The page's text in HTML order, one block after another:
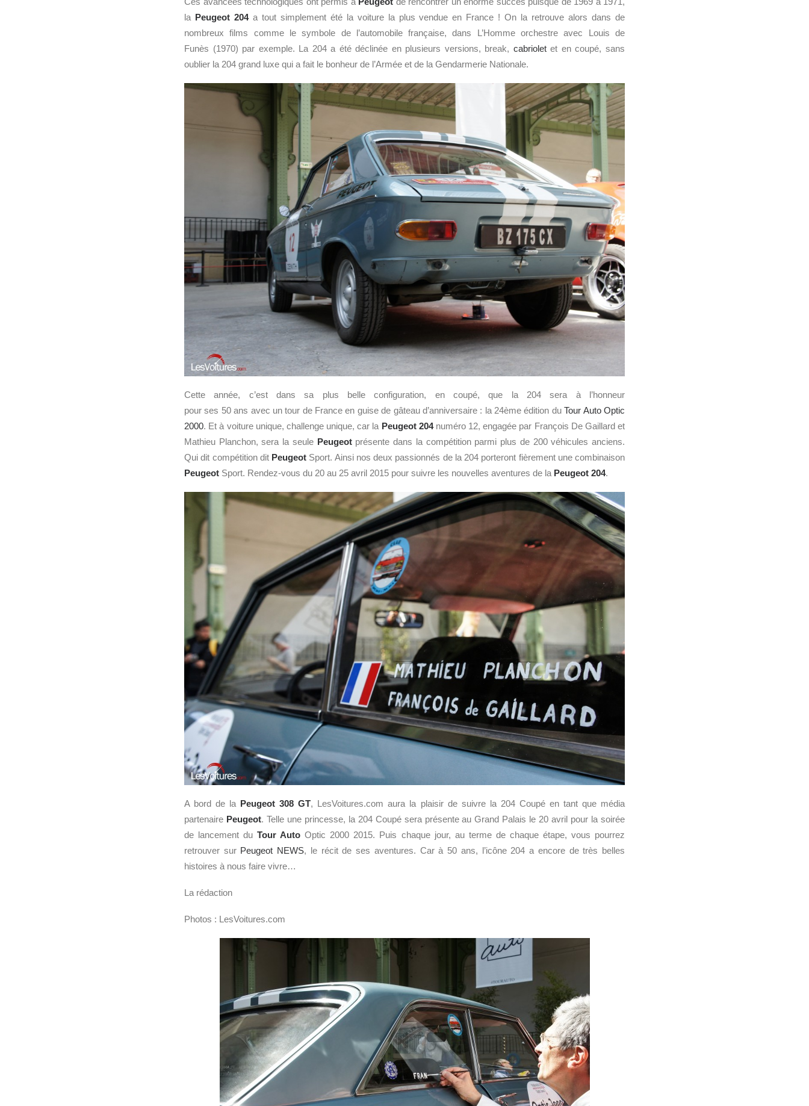
la Peugeot 204a tout simplement été la voiture la plus vendue en France ! On la retrouve alors dans de
nombreux films comme le symbole de l’automobile française, dans L’Homme orchestre avec Louis de
Funès (1970) par exemple. La 204 a été déclinée en plusieurs versions, break, cabrioletet en coupé, sans
oublier la 204 grand luxe qui a fait le bonheur de l’Armée et de la Gendarmerie Nationale.
Cette année, c’est dans sa plus belle configuration, en coupé, que la 204 sera à l’honneur
pour ses 50 ans avec un tour de France en guise de gâteau d’anniversaire : la 24ème édition duTour Auto Optic
2000. Et à voiture unique, challenge unique, car la Peugeot 204numéro 12, engagée par François De Gaillard et
Mathieu Planchon, sera la seule Peugeotprésente dans la compétition parmi plus de 200 véhicules anciens.
Qui dit compétition dit Peugeot Sport. Ainsi nos deux passionnés de la 204 porteront fièrement une combinaison
Peugeot Sport. Rendez-vous du 20 au 25 avril 2015 pour suivre les nouvelles aventures de la Peugeot 204.
A bord de la Peugeot 308 GT, LesVoitures.com aura la plaisir de suivre la 204 Coupé en tant que média
partenaire Peugeot. Telle une princesse, la 204 Coupé sera présente au Grand Palais le 20 avril pour la soirée
de lancement duTour Auto Optic 2000 2015. Puis chaque jour, au terme de chaque étape, vous pourrez
retrouver sur Peugeot NEWS, le récit de ses aventures. Car à 50 ans, l’icône 204 a encore de très belles
histoires à nous faire vivre…
La rédaction
Photos : LesVoitures.com